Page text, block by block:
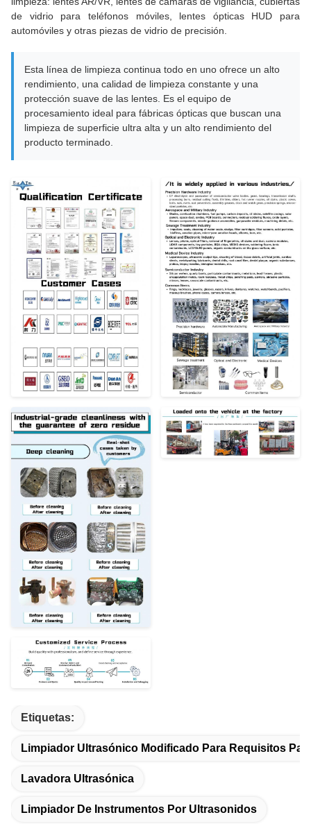
de vidrio para teléfonos móviles, lentes ópticas HUD para
automóviles y otras piezas de vidrio de precisión.
Esta línea de limpieza continua todo en uno ofrece un alto
rendimiento, una calidad de limpieza constante y una
protección suave de las lentes. Es el equipo de
procesamiento ideal para fábricas ópticas que buscan una
limpieza de superficie ultra alta y un alto rendimiento del
producto terminado.
Etiquetas:
Limpiador Ultrasónico Modificado Para Requisitos
Lavadora Ultrasónica
Limpiador De Instrumentos Por Ultrasonidos